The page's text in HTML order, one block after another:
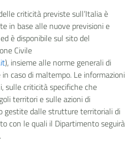
criticità previste sull’Italia è
in base alle nuove previsioni e
è disponibile sul sito del
Civile
), insieme alle norme generali di
caso di maltempo. Le informazioni
sulle criticità specifiche che
territori e sulle azioni di
gestite dalle strutture territoriali di
con le quali il Dipartimento seguirà